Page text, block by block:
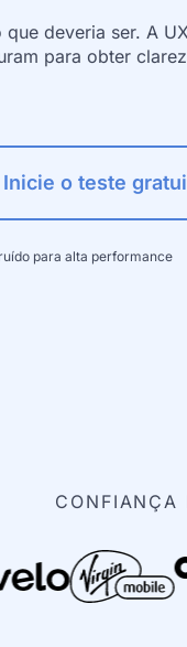
deveria ser. A
para obter
Inicie o teste
para alta performance
CONFIANÇA